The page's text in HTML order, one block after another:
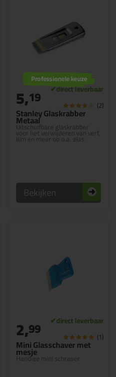
Stanley Glaskrabber
Metaal
Uitschuifbare glaskrabber
voor het verwijderen van verf,
lijm en meer op o.a. glas
Professionele keuze
5,19 (2)
Bekijken
Mini Glasschaver met
mesje
Handige mini schraper
2,99 (1)